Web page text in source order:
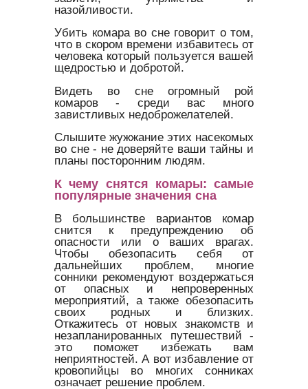
назойливости.
Убить комара во сне говорит о том,
что в скором времени избавитесь от
человека который пользуется вашей
щедростью и добротой.
Видеть во сне огромный рой
комаров - среди вас много
завистливых недоброжелателей.
Слышите жужжание этих насекомых
во сне - не доверяйте ваши тайны и
планы посторонним людям.
К чему снятся комары: самые
популярные значения сна
В большинстве вариантов комар
снится к предупреждению об
опасности или о ваших врагах.
Чтобы обезопасить себя от
дальнейших проблем, многие
сонники рекомендуют воздержаться
от опасных и непроверенных
мероприятий, а также обезопасить
своих родных и близких.
Откажитесь от новых знакомств и
незапланированных путешествий -
это поможет избежать вам
неприятностей. А вот избавление от
кровопийцы во многих сонниках
означает решение проблем.